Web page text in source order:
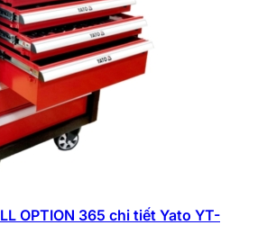
OPTION 365 chi tiết Yato YT-